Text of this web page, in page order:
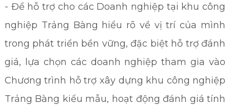
- Để hỗ trợ cho các Doanh nghiệp tại khu công
nghiệp Trảng Bàng hiểu rõ về vị trí của mình
trong phát triển bền vững, đặc biệt hỗ trợ đánh
giá, lựa chọn các doanh nghiệp tham gia vào
Chương trình hỗ trợ xây dựng khu công nghiệp
Trảng Bàng kiểu mẫu, hoạt động đánh giá tính